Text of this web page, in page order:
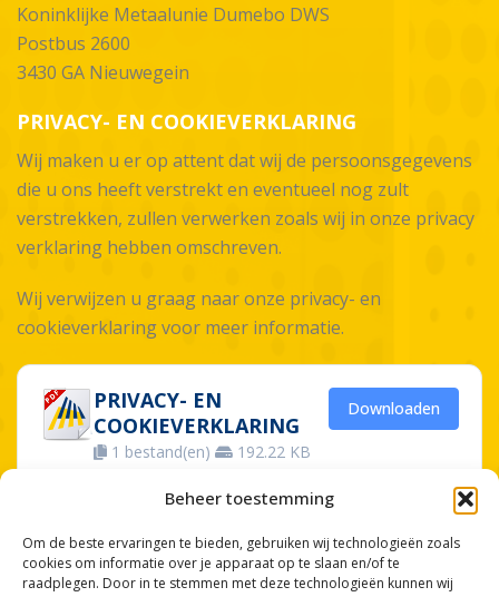
Beheer toestemming
Om de beste ervaringen te bieden, gebruiken wij technologieën zoals
cookies om informatie over je apparaat op te slaan en/of te
raadplegen. Door in te stemmen met deze technologieën kunnen wij
Koninklijke Metaalunie Dumebo DWS
Postbus 2600
3430 GA Nieuwegein
PRIVACY- EN COOKIEVERKLARING
Wij maken u er op attent dat wij de persoonsgegevens
die u ons heeft verstrekt en eventueel nog zult
verstrekken, zullen verwerken zoals wij in onze privacy
verklaring hebben omschreven.
Wij verwijzen u graag naar onze privacy- en
cookieverklaring voor meer informatie.
PRIVACY- EN
COOKIEVERKLARING
1 bestand(en) 192.22 KB
Downloaden